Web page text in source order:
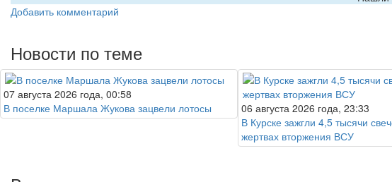
Добавить комментарий
Новости по теме
07 августа 2026 года, 00:58
В поселке Маршала Жукова зацвели лотосы
06 августа 2026 года, 23:33
В Курске зажгли 4,5 тысячи
жертвах вторжения ВСУ